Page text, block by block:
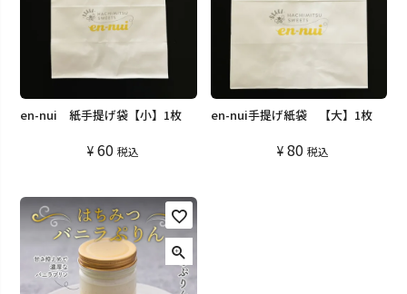
en-nui 紙手提げ袋【小】1枚
¥ 60 税込
en-nui手提げ紙袋 【大】1枚
¥ 80 税込